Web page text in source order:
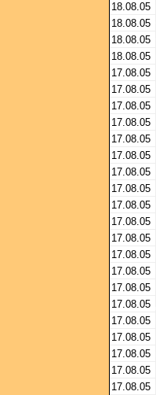
18.08.05
18.08.05
18.08.05
18.08.05
17.08.05
17.08.05
17.08.05
17.08.05
17.08.05
17.08.05
17.08.05
17.08.05
17.08.05
17.08.05
17.08.05
17.08.05
17.08.05
17.08.05
17.08.05
17.08.05
17.08.05
17.08.05
17.08.05
17.08.05